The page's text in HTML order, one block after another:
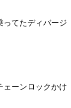
ってたディバージ
ェーンロックかけ